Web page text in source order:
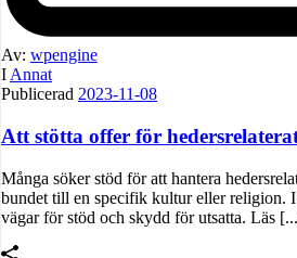
Av: wpengine
I Annat
Publicerad 2023-11-08
Att stötta offer för
Många söker stöd för att hantera
bundet till en specifik kultur eller religion.
vägar för stöd och skydd för utsatta. Läs